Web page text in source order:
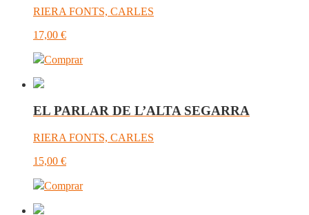
RIERA FONTS, CARLES
17,00 €
Comprar
EL PARLAR DE L’ALTA SEGARRA
RIERA FONTS, CARLES
15,00 €
Comprar